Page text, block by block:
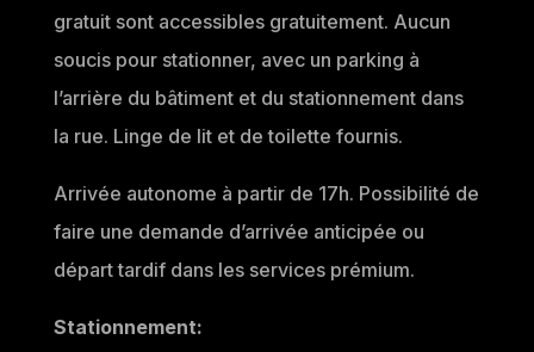
gratuit sont accessibles gratuitement. Aucun
soucis pour stationner, avec un parking à
l’arrière du bâtiment et du stationnement dans
la rue. Linge de lit et de toilette fournis.
Arrivée autonome à partir de 17h. Possibilité de
faire une demande d’arrivée anticipée ou
départ tardif dans les services prémium.
Stationnement: